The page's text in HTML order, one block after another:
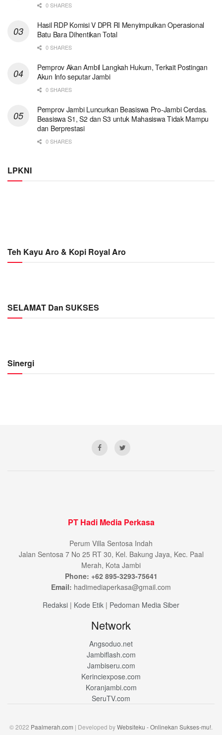
0 SHARES
Hasil RDP Komisi V DPR RI Menyimpulkan Operasional
Batu Bara Dihentikan Total
0 SHARES
Pemprov Akan Ambil Langkah Hukum, Terkait Postingan
Akun Info seputar Jambi
0 SHARES
Pemprov Jambi Luncurkan Beasiswa Pro-Jambi Cerdas.
Beasiswa S1, S2 dan S3 untuk Mahasiswa Tidak Mampu
dan Berprestasi
0 SHARES
LPKNI
Teh Kayu Aro & Kopi Royal Aro
SELAMAT Dan SUKSES
Sinergi
PT Hadi Media Perkasa
Perum Villa Sentosa Indah
Jalan Sentosa 7 No 25 RT 30, Kel. Bakung Jaya, Kec. Paal
Merah, Kota Jambi
Phone: +62 895-3293-75641
Email: hadimediaperkasa@gmail.com
Redaksi | Kode Etik | Pedoman Media Siber
Network
Angsoduo.net
Jambiflash.com
Jambiseru.com
Kerinciexpose.com
Koranjambi.com
SeruTV.com
© 2022 Paalmerah.com | Developed byWebsiteku - Onlinekan Sukses-mu!